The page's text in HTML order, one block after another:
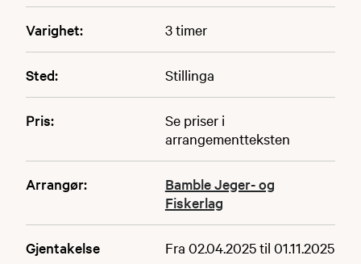
Varighet: 3 timer
Sted: Stillinga
Pris:
Se priser i
arrangementteksten
Arrangør:
Bamble Jeger- og
Fiskerlag
Gjentakelse Fra 02.04.2025 til 01.11.2025